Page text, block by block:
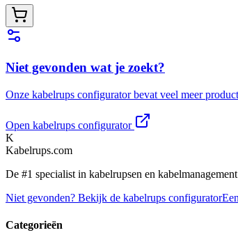
Niet gevonden wat je zoekt?
Onze kabelrups configurator bevat veel meer
Open kabelrups configurator
K
Kabelrups.com
De #1 specialist in kabelrupsen en
Niet gevonden? Bekijk de kabelrups configurator
Categorieën